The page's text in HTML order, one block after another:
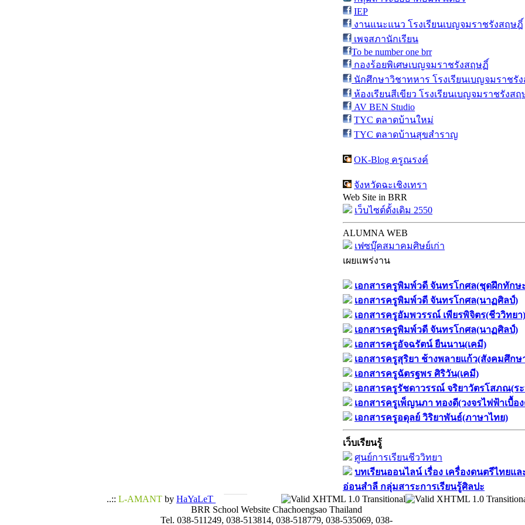
IEP
งานแนะแนว โรงเรียนเบญจมราชรังสฤษฎิ์
เพจสภานักเรียน
To be number one brr
กองร้อยพิเศษเบญจมราชรังสฤษฏิ์
นักศึกษาวิชาทหาร โรงเรียนเบญจมราชรั
ห้องเรียนสีเขียว โรงเรียนเบญจมราชรังสฤ
AV BEN Studio
TYC ตลาดบ้านใหม่
TYC ตลาดบ้านสุขสำราญ
OK-Blog ครูณรงค์
จังหวัดฉะเชิงเทรา
Web Site in BRR
เว็บไซต์ดั้งเดิม 2550
ALUMNA WEB
เฟซบุ๊คสมาคมศิษย์เก่า
เผยแพร่งาน
เอกสารครูพิมพ์วดี จันทรโกศล(ชุดฝึกทักษ
เอกสารครูพิมพ์วดี จันทรโกศล(นาฏศิลป์)
เอกสารครูอัมพวรรณ์ เพียรพิจิตร(ชีววิทยา)
เอกสารครูพิมพ์วดี จันทรโกศล(นาฏศิลป์)
เอกสารครูอัจฉรัตน์ ยืนนาน(เคมี)
เอกสารครูสุริยา ช้างพลายแก้ว(สังคมศึกษ
เอกสารครูฉัตรฐพร ศิริวัน(เคมี)
เอกสารครูรัชดาวรรณ์ จริยาวัตรโสภณ(ร
เอกสารครูเพ็ญนภา ทองดี(วงจรไฟฟ้าเบื้อ
เอกสารครูอดุลย์ วิริยาพันธ์(ภาษาไทย)
เว็บเรียนรู้
ศูนย์การเรียนชีววิทยา
บทเรียนออนไลน์​ เรื่อง​ เครื่องดนตรีไทย
อ่อนสำลี​ กลุ่มสาระการเรียนรู้ศิลปะ
..:: L-AMANT by HaYaLeT
BRR School Website Chachoengsao Thailand
Tel. 038-511249, 038-513814, 038-518779, 038-535069, 038-